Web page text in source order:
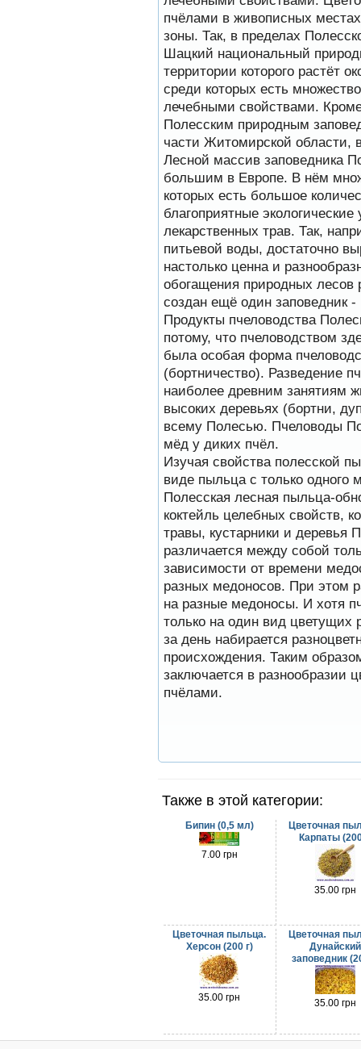
пчёлами в живописных
зоны. Так, в пределах
Шацкий национальный
территории которого растёт
среди которых есть
лечебными свойствами.
Полесским природным
части Житомирской области,
Лесной массив заповедника
большим в Европе. В нём
которых есть большое
благоприятные
лекарственных трав. Так,
питьевой воды, достаточно
настолько ценна и
обогащения природных лесов
создан ещё один заповедник
Продукты пчеловодства
потому, что пчеловодством
была особая форма
(бортничество). Разведение
наиболее древним занятиям
высоких деревьях (бортни,
всему Полесью. Пчеловоды
мёд у диких пчёл.
Изучая свойства полесской
виде пыльца с только одного
Полесская лесная пыльца-
коктейль целебных свойств,
травы, кустарники и деревья
различается между собой
зависимости от времени
разных медоносов. При этом
на разные медоносы. И хотя
только на один вид цветущих
за день набирается
происхождения. Таким
заключается в разнообразии
пчёлами.
Также в этой категории:
Бипин (0,5 мл)
7.00 грн
Цветочная
Карпаты
35.00 грн
Цветочная пыльца.
Херсон (200 г)
35.00 грн
Цветочная
Дунайский
заповедник
35.00 грн